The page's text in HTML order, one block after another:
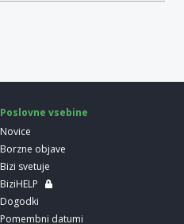
Poslovne vsebine
Novice
Borzne objave
Bizi svetuje
BiziHELP
Dogodki
Pomembni datumi